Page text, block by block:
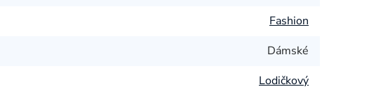
Fashion
Dámské
Lodičkový